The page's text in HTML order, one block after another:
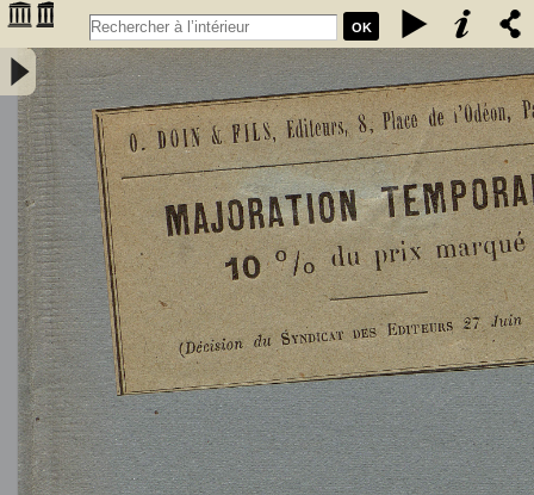
OK
L'Astronomie, observations, théorie et vulgarisation générale / par
Marcel Moye,... - Moye, Marcel (1873-1939). Auteur